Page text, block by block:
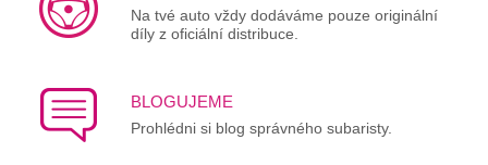
Na tvé auto vždy dodáváme pouze originální
díly z oficiální distribuce.
BLOGUJEME
Prohlédni si blog správného subaristy.